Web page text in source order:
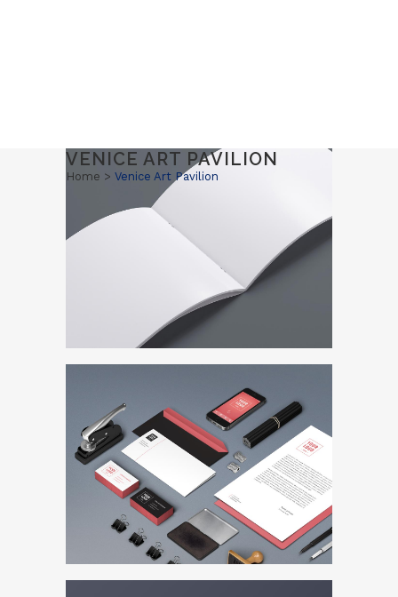
VENICE ART PAVILION
Home > Venice Art Pavilion